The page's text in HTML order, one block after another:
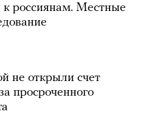
к россиянам. Местные
не открыли счет
просроченного